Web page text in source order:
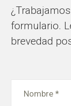
formulario.
brevedad